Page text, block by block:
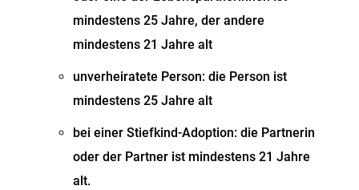
mindestens 25 Jahre, der andere
mindestens 21 Jahre alt
unverheiratete Person: die Person ist
mindestens 25 Jahre alt
bei einer Stiefkind-Adoption: die Partnerin
oder der Partner ist mindestens 21 Jahre
alt.